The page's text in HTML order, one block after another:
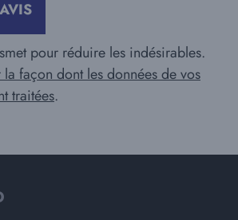
pour réduire les indésirables.
la façon dont les données de vos
traitées.